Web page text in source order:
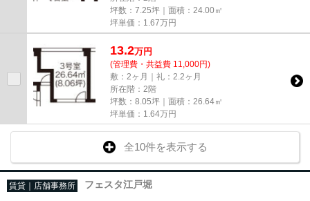
坪数：7.25坪｜面積：24.00㎡
坪単価： 1.67万円
13.2万円
(管理費・共益費 11,000円)
敷：2ヶ月｜礼：2.2ヶ月
所在階：2階
坪数：8.05坪｜面積：26.64㎡
坪単価： 1.64万円
全10件を表示する
賃貸｜店舗事務所 フェスタ江戸堀